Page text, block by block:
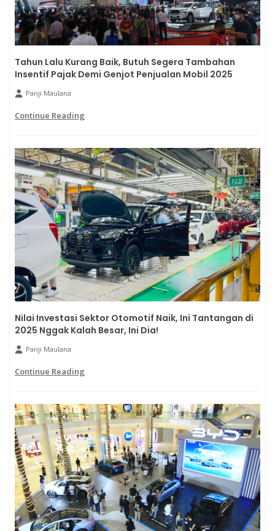
Tahun Lalu Kurang Baik, Butuh Segera Tambahan
Insentif Pajak Demi Genjot Penjualan Mobil 2025
Panji Maulana
Continue Reading
Nilai Investasi Sektor Otomotif Naik, Ini Tantangan di
2025 Nggak Kalah Besar, Ini Dia!
Panji Maulana
Continue Reading